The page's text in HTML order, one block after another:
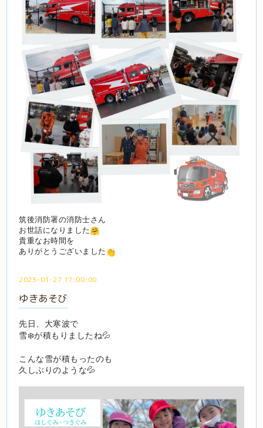
筑後消防署の消防士さん
お世話になりました
貴重なお時間を
ありがとうございました
2023-01-27 17:00:00
ゆきあそび
先日、大寒波で
雪❄️が積もりましたね💦
こんな雪が積もったのも
久しぶりのような💦